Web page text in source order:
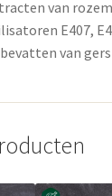
van
E407,
van